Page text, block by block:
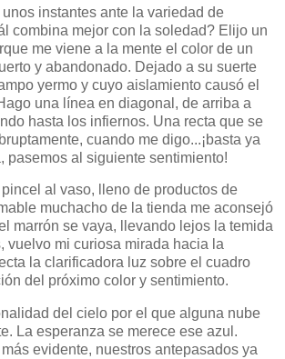
instantes ante la variedad de
combina mejor con la soledad? Elijo un
me viene a la mente el color de un
y abandonado. Dejado a su suerte
yermo y cuyo aislamiento causó el
una línea en diagonal, de arriba a
hasta los infiernos. Una recta que se
cuando me digo...¡basta ya
pasemos al siguiente sentimiento!
al vaso, lleno de productos de
muchacho de la tienda me aconsejó
marrón se vaya, llevando lejos la temida
vuelvo mi curiosa mirada hacia la
la clarificadora luz sobre el cuadro
del próximo color y sentimiento.
del cielo por el que alguna nube
La esperanza se merece ese azul.
evidente, nuestros antepasados ya